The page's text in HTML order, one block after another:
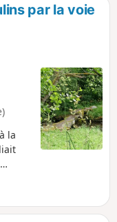
par la voie
la
le